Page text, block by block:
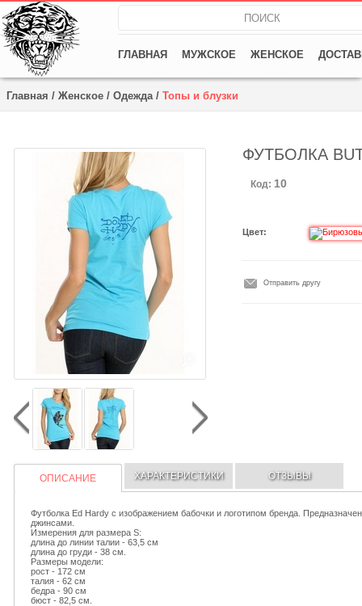
ГЛАВНАЯ МУЖСКОЕ ЖЕНСКОЕ
Главная / Женское / Одежда/ Топы и блузки
ФУТБОЛКА
Код: 10
Цвет:
Отправить другу
ОПИСАНИЕ ХАРАКТЕРИСТИКИ ОТЗЫВЫ
Футболка Ed Hardy с изображением бабочки и логотипом бренда.
джинсами.
Измерения для размера S:
длина до линии талии - 63,5 см
длина до груди - 38 см.
Размеры модели:
рост - 172 см
талия - 62 см
бедра - 90 см
бюст - 82,5 см.